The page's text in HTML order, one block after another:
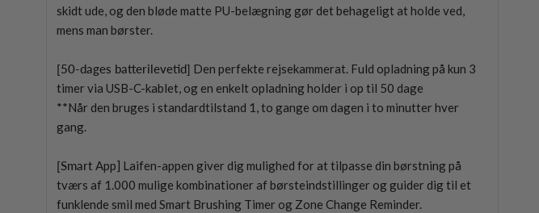
skidt ude, og den bløde matte PU-belægning gør det behageligt at holde ved,
mens man børster.
[50-dages batterilevetid] Den perfekte rejsekammerat. Fuld opladning på kun 3
timer via USB-C-kablet, og en enkelt opladning holder i op til 50 dage
**Når den bruges i standardtilstand 1, to gange om dagen i to minutter hver
gang.
[SmartApp] Laifen-appen giver dig mulighed for at tilpasse din børstning på
tværs af 1.000 mulige kombinationer af børsteindstillinger og guider dig til et
funklende smil med Smart Brushing Timer og Zone Change Reminder.